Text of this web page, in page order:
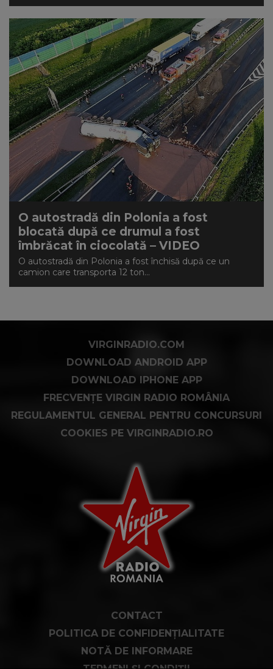
O autostradă din Polonia a fost
blocată după ce drumul a fost
îmbrăcat în ciocolată – VIDEO
O autostradă din Polonia a fost închisă după ce un
camion care transporta 12 ton...
VIRGINRADIO.COM
DOWNLOAD ANDROID APP
DOWNLOAD IPHONE APP
FRECVENȚE VIRGIN RADIO ROMÂNIA
REGULAMENTUL GENERAL PENTRU CONCURSURI
COOKIES PE VIRGINRADIO.RO
CONTACT
POLITICA DE CONFIDENȚIALITATE
NOTĂ DE INFORMARE